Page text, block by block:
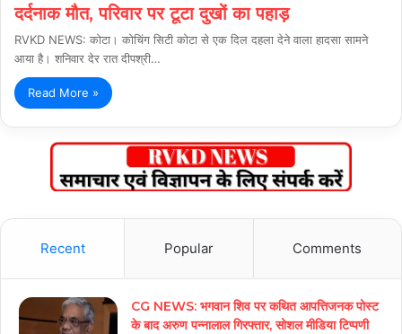
दर्दनाक मौत, परिवार पर टूटा दुखों का पहाड़
RVKD NEWS: कोटा। कोचिंग सिटी कोटा से एक दिल दहला देने वाला हादसा सामने
आया है। शनिवार देर रात दीपश्री…
Read More »
Recent Popular Comments
CG NEWS: भगवान शिव पर कथित आपत्तिजनक पोस्ट
के बाद अरुण पन्नालाल गिरफ्तार, सोशल मीडिया टिप्पणी